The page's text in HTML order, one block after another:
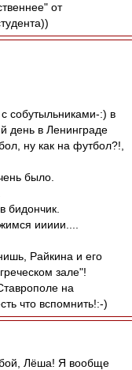
от
собутыльниками-:) в
день в Ленинграде
ну как на футбол?!,
было.
бидончик.
иииии....
Райкина и его
зале"!
на
что вспомнить!:-)
Лёша! Я вообще